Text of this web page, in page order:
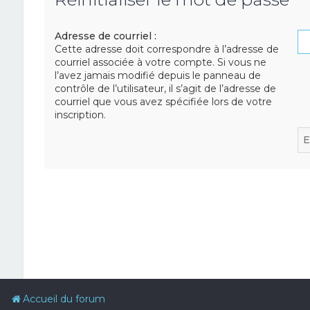
Adresse de courriel :
Cette adresse doit correspondre à l’adresse de
courriel associée à votre compte. Si vous ne
l’avez jamais modifié depuis le panneau de
contrôle de l’utilisateur, il s’agit de l’adresse de
courriel que vous avez spécifiée lors de votre
inscription.
Accueil du forum